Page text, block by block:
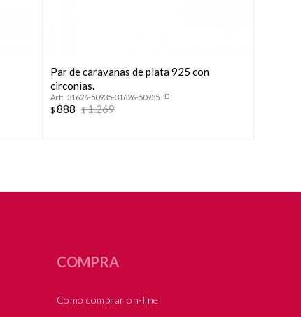
Par de caravanas de plata 925 con
circonias.
31626-50935-31626-50935
$ 888 $1.269
COMPRA
Como comprar on-line